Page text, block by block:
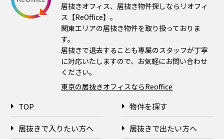
居抜きオフィス、居抜き物件探しならリオフィ
ス【ReOffice】。
関東エリアの居抜き物件を取り扱っておりま
す。
居抜きで退去することも専属のスタッフが丁寧
に対応いたしますので、お気軽にお問い合わせ
ください。
東京の居抜きオフィスならReoffice
TOP 物件を探す
居抜きで入りたい方へ 居抜きで出たい方へ